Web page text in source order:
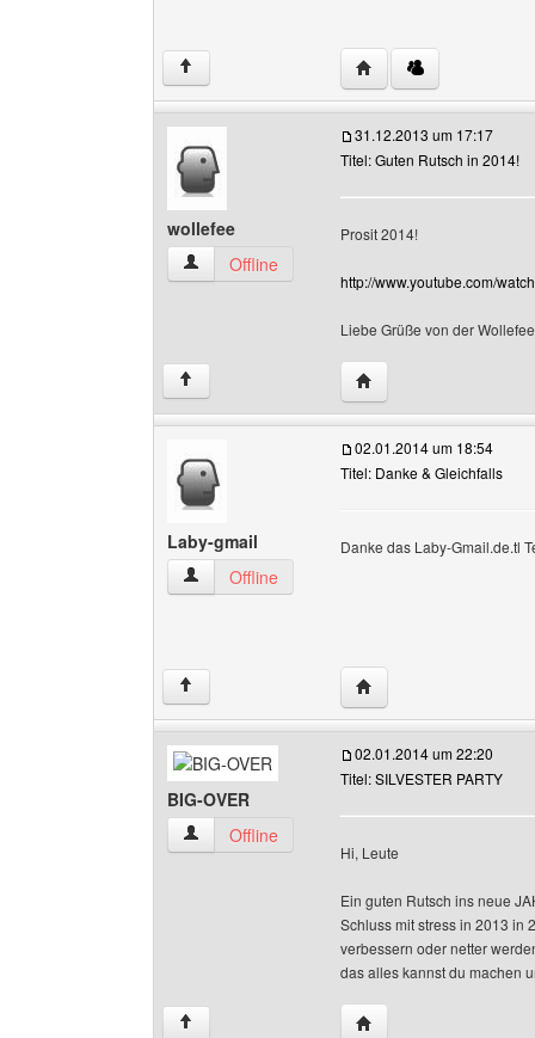
↑ Website dieses
wollefee
wollefee Benutzer-Profile anzeigen
Offline
31.12.2013 um 17:17
Titel: Guten Rutsch in 2014!
Prosit 2014!
http://www.youtube.com/
Liebe Grüße von der
↑ Website dieses
Laby-gmail
Laby-gmail Benutzer-Profile anzeigen
Offline
02.01.2014 um 18:54
Titel: Danke & Gleichfalls
Danke das Laby-Gmail.de.tl
↑ Website dieses
BIG-OVER
BIG-OVER Benutzer-Profile anzeigen
Offline
02.01.2014 um 22:20
Titel: SILVESTER PARTY
Hi, Leute
Ein guten Rutsch ins neue
Schluss mit stress in 2013 in
verbessern oder netter
das alles kannst du machen
↑ Website dieses